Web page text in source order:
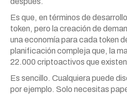
Es que, en términos de
token, pero la creación de
una economía para cada token
planificación compleja que, la
22.000 criptoactivos que existen
Es sencillo. Cualquiera puede
por ejemplo. Solo necesitas